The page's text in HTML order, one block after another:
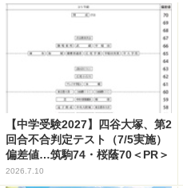
【中学受験2027】四谷大塚、第2
回合不合判定テスト（7/5実施）
偏差値…筑駒74・桜蔭70＜PR＞
2026.7.10